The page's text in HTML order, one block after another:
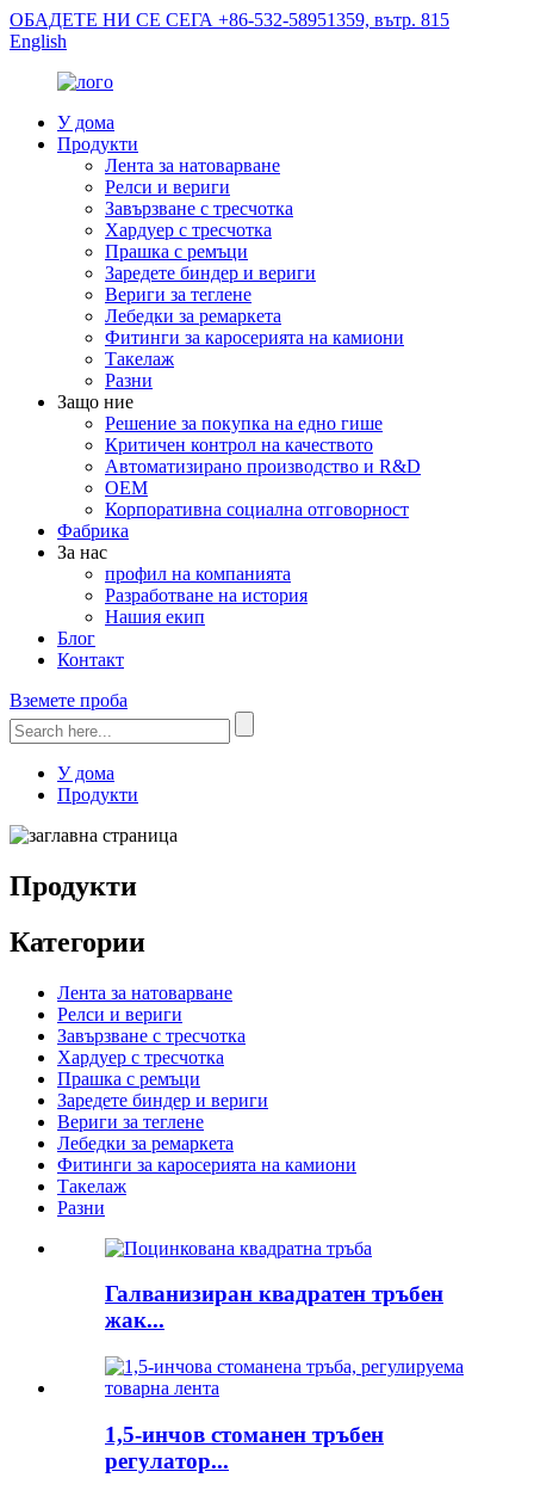
ОБАДЕТЕ НИ СЕ СЕГА +86-532-58951359, вътр. 815
English
У дома
Продукти
Лента за натоварване
Релси и вериги
Завързване с тресчотка
Хардуер с тресчотка
Прашка с ремъци
Заредете биндер и вериги
Вериги за теглене
Лебедки за ремаркета
Фитинги за каросерията на камиони
Такелаж
Разни
Защо ние
Решение за покупка на едно гише
Критичен контрол на качеството
Автоматизирано производство и R&D
OEM
Корпоративна социална отговорност
Фабрика
За нас
профил на компанията
Разработване на история
Нашия екип
Блог
Контакт
Вземете проба
У дома
Продукти
Продукти
Категории
Лента за натоварване
Релси и вериги
Завързване с тресчотка
Хардуер с тресчотка
Прашка с ремъци
Заредете биндер и вериги
Вериги за теглене
Лебедки за ремаркета
Фитинги за каросерията на камиони
Такелаж
Разни
Галванизиран квадратен тръбен
жак...
1,5-инчов стоманен тръбен
регулатор...